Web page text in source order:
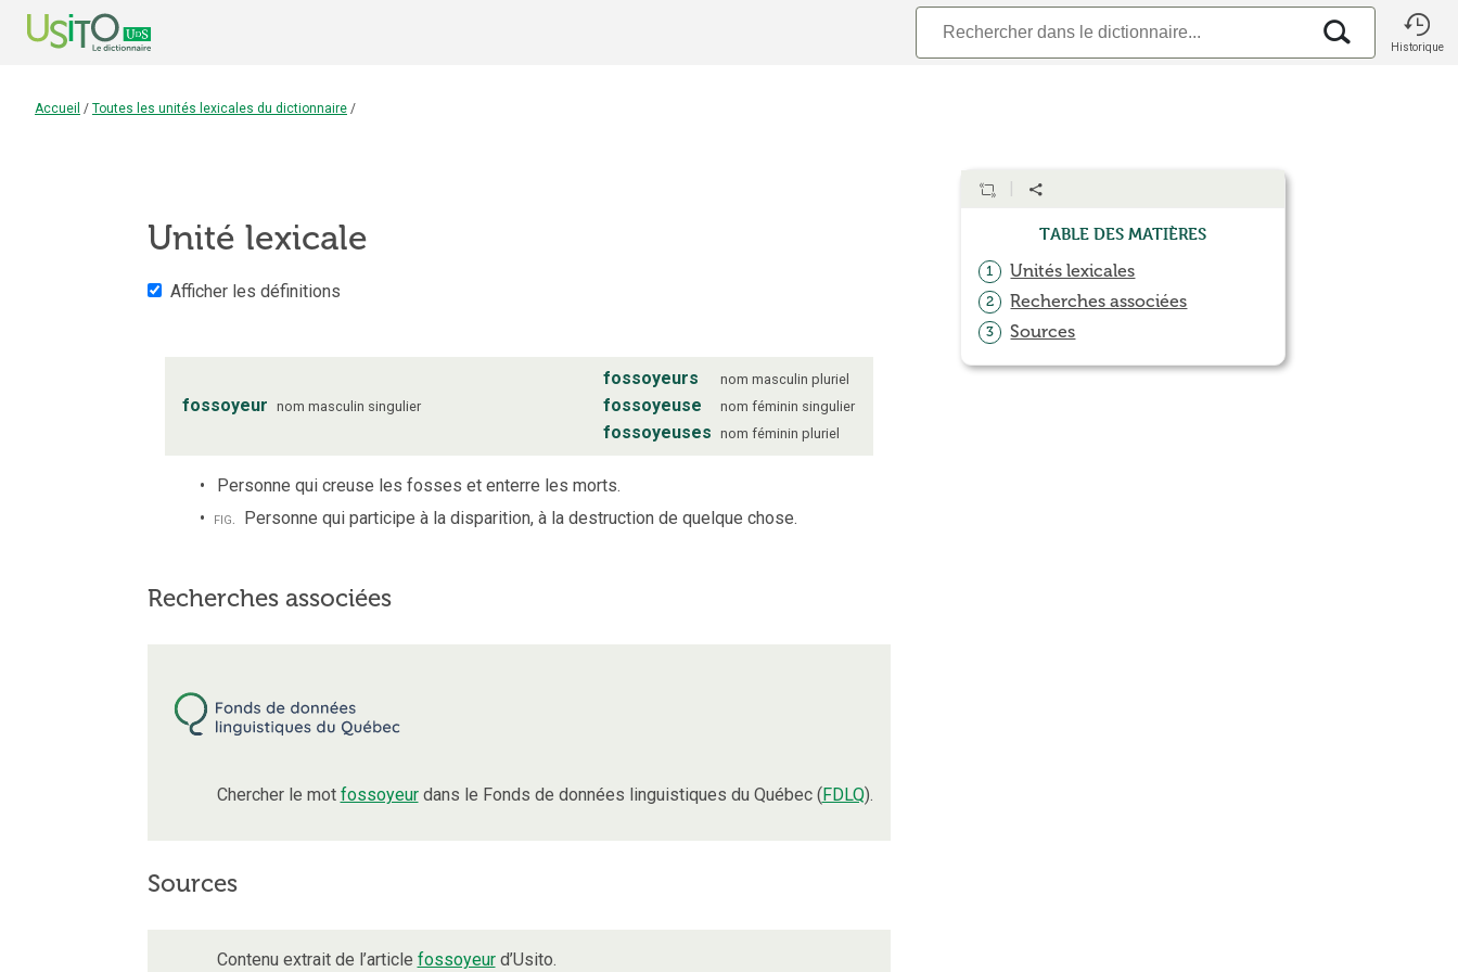
Historique
Accueil / Toutes les unités lexicales du dictionnaire /
Unité lexicale
Afficher les définitions
fossoyeur nom masculin singulier
fossoyeurs nom masculin pluriel
fossoyeuse nom féminin singulier
fossoyeuses nom féminin pluriel
Personne qui creuse les fosses et enterre les morts.
fig. Personne qui participe à la disparition, à la destruction de quelque chose.
Recherches associées
Chercher le mot fossoyeurdans le Fonds de données linguistiques du Québec (FDLQ).
Sources
Contenu extrait de l’article fossoyeurd’Usito.
Table des matières
1 Unités lexicales
2 Recherches associées
3 Sources